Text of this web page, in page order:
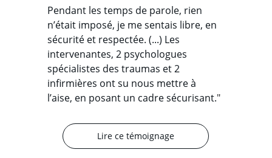
Pendant les temps de parole, rien
n’était imposé, je me sentais libre, en
sécurité et respectée. (...) Les
intervenantes, 2 psychologues
spécialistes des traumas et 2
infirmières ont su nous mettre à
l’aise, en posant un cadre sécurisant."
Lire ce témoignage